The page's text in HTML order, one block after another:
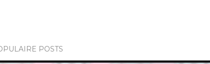
POSTS